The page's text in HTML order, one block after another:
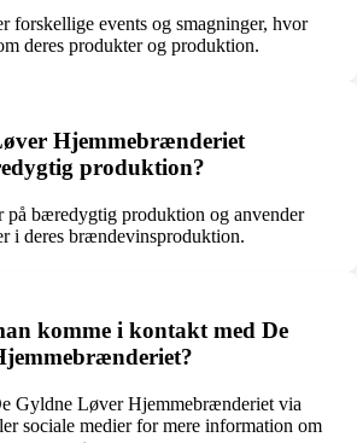
forskellige events og smagninger, hvor
deres produkter og produktion.
Hjemmebrænderiet
produktion?
på bæredygtig produktion og anvender
i deres brændevinsproduktion.
komme i kontakt med De
Gyldne Løver Hjemmebrænderiet via
sociale medier for mere information om